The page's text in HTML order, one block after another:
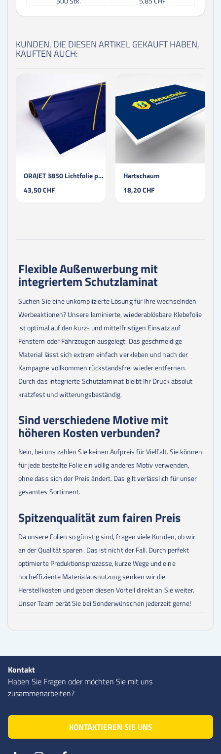
KUNDEN, DIE DIESEN ARTIKEL GEKAUFT HABEN,
KAUFTEN AUCH:
ORAJET 3850 Lichtfolie permanent / laminiert
43,50 CHF
Hartschaum
18,20 CHF
Flexible Außenwerbung mit
integriertem Schutzlaminat
Suchen Sie eine unkomplizierte Lösung für Ihre wechselnden
Werbeaktionen? Unsere laminierte, wiederablösbare Klebefolie
ist optimal auf den kurz- und mittelfristigen Einsatz auf
Fenstern oder Fahrzeugen ausgelegt. Das geschmeidige
Material lässt sich extrem einfach verkleben und nach der
Kampagne vollkommen rückstandsfrei wieder entfernen.
Durch das integrierte Schutzlaminat bleibt Ihr Druck absolut
kratzfest und witterungsbeständig.
Sind verschiedene Motive mit
höheren Kosten verbunden?
Nein, bei uns zahlen Sie keinen Aufpreis für Vielfalt. Sie können
für jede bestellte Folie ein völlig anderes Motiv verwenden,
ohne dass sich der Preis ändert. Das gilt verlässlich für unser
gesamtes Sortiment.
Spitzenqualität zum fairen Preis
Da unsere Folien so günstig sind, fragen viele Kunden, ob wir
an der Qualität sparen. Das ist nicht der Fall. Durch perfekt
optimierte Produktionsprozesse, kurze Wege und eine
hocheffiziente Materialausnutzung senken wir die
Herstellkosten und geben diesen Vorteil direkt an Sie weiter.
Unser Team berät Sie bei Sonderwünschen jederzeit gerne!
Kontakt
Haben Sie Fragen oder möchten Sie mit uns
zusammenarbeiten?
KONTAKTIEREN SIE UNS